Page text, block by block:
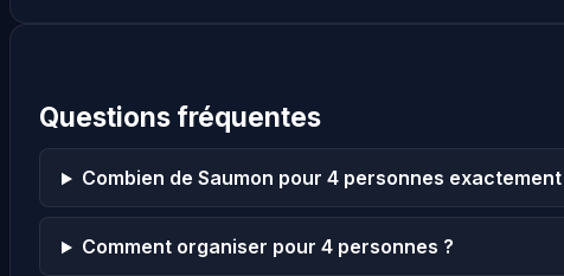
Questions fréquentes
Combien de Saumon pour 4 personnes exactement
Comment organiser pour 4 personnes ?